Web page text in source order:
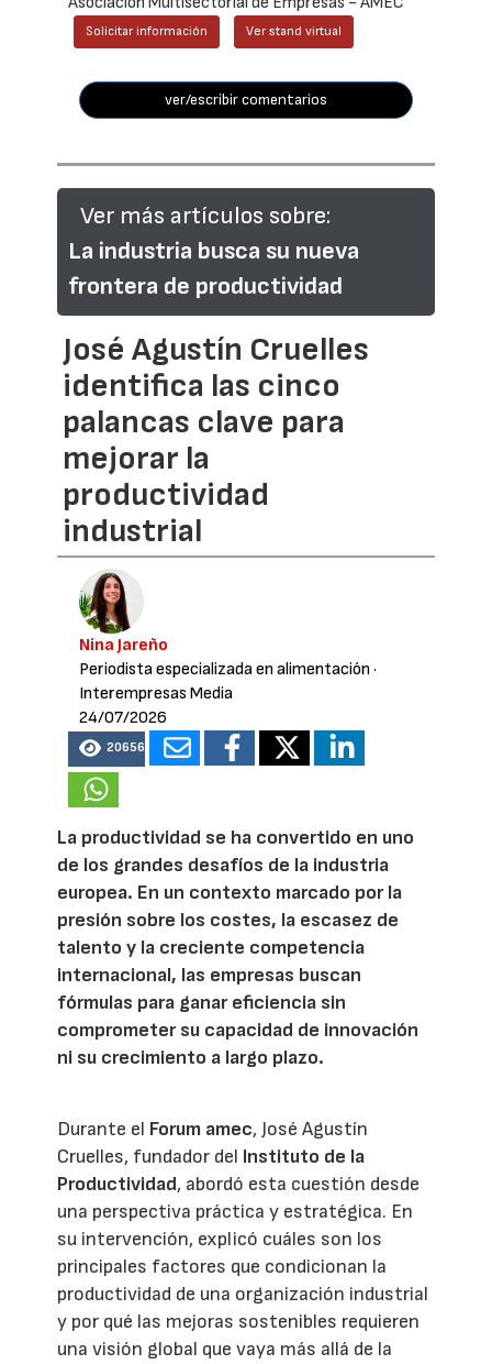
Solicitar información Ver stand virtual
ver/escribir comentarios
Ver más artículos sobre:
La industria busca su nueva
frontera de productividad
José Agustín Cruelles
identifica las cinco
palancas clave para
mejorar la
productividad
industrial
Nina Jareño
Periodista especializada en alimentación ·
Interempresas Media
24/07/2026
20656
La productividad se ha convertido en uno
de los grandes desafíos de la industria
europea. En un contexto marcado por la
presión sobre los costes, la escasez de
talento y la creciente competencia
internacional, las empresas buscan
fórmulas para ganar eficiencia sin
comprometer su capacidad de innovación
ni su crecimiento a largo plazo.
Durante el Forum amec, José Agustín
Cruelles, fundador del Instituto de la
Productividad, abordó esta cuestión desde
una perspectiva práctica y estratégica. En
su intervención, explicó cuáles son los
principales factores que condicionan la
productividad de una organización industrial
y por qué las mejoras sostenibles requieren
una visión global que vaya más allá de la